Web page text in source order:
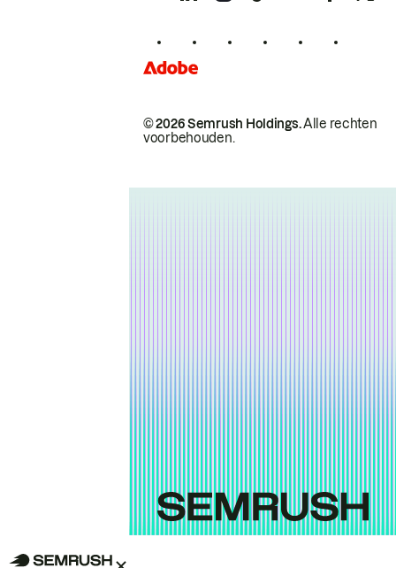
© 2026 Semrush Holdings.Alle rechten
voorbehouden.